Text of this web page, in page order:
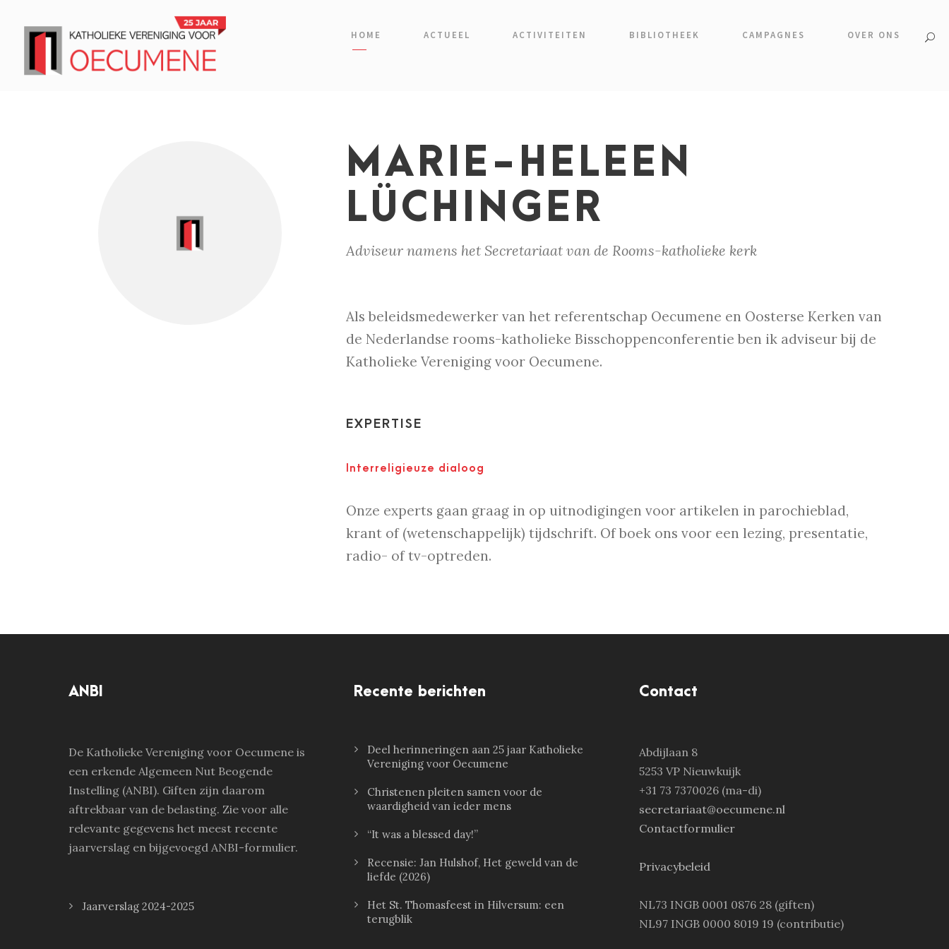
HOME ACTUEEL ACTIVITEITEN BIBLIOTHEEK CAMPAGNES OVER ONS
MARIE-HELEEN
LÜCHINGER
Adviseur namens het Secretariaat van de Rooms-katholieke kerk
Als beleidsmedewerker van het referentschap Oecumene en Oosterse Kerken van
de Nederlandse rooms-katholieke Bisschoppenconferentie ben ik adviseur bij de
Katholieke Vereniging voor Oecumene.
EXPERTISE
Interreligieuze dialoog
Onze experts gaan graag in op uitnodigingen voor artikelen in parochieblad,
krant of (wetenschappelijk) tijdschrift. Of boek ons voor een lezing, presentatie,
radio- of tv-optreden.
ANBI
De Katholieke Vereniging voor Oecumene is
een erkende Algemeen Nut Beogende
Instelling (ANBI). Giften zijn daarom
aftrekbaar van de belasting. Zie voor alle
relevante gegevens het meest recente
jaarverslag en bijgevoegd ANBI-formulier.
Jaarverslag 2024-2025
Recente berichten
Deel herinneringen aan 25 jaar Katholieke
Vereniging voor Oecumene
Christenen pleiten samen voor de
waardigheid van ieder mens
“It was a blessed day!”
Recensie: Jan Hulshof, Het geweld van de
liefde (2026)
Het St. Thomasfeest in Hilversum: een
terugblik
Contact
Abdijlaan 8
5253 VP Nieuwkuijk
+31 73 7370026 (ma-di)
secretariaat@oecumene.nl
Contactformulier
Privacybeleid
NL73 INGB 0001 0876 28 (giften)
NL97 INGB 0000 8019 19 (contributie)